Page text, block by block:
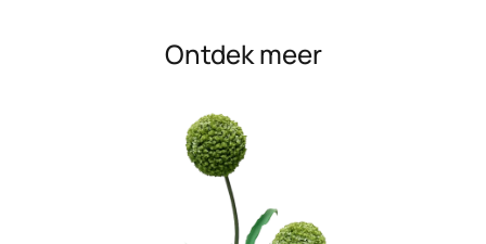
Ontdek meer